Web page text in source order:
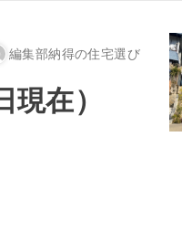
編集部納得の住宅選び
在）